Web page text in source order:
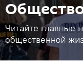
Читайте главные
общественной